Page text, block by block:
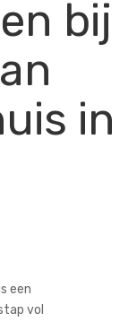
bij
in
een
vol